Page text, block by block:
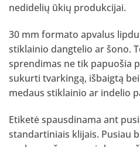
nedidelių ūkių produkcijai.
30 mm formato apvalus
stiklainio dangtelio ar šono.
sprendimas ne tik papuošia
sukurti tvarkingą, išbaigtą
medaus stiklainio ar indelio
Etiketė spausdinama ant
standartiniais klijais. Pusiau